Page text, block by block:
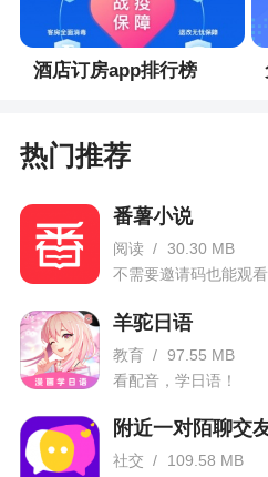
酒店订房app排行榜
热门推荐
番薯小说
阅读 / 30.30 MB
不需要邀请码也能观看
羊驼日语
教育 / 97.55 MB
看配音，学日语！
附近一对陌聊交
社交 /
109.58 MB